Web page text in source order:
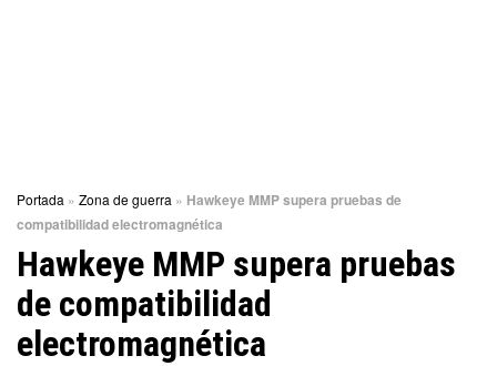
Portada » Zona de guerra » Hawkeye MMP supera pruebas de
compatibilidad electromagnética
Hawkeye MMP supera pruebas
de compatibilidad
electromagnética